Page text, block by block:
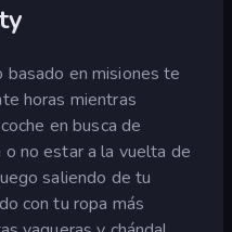
en misiones te
horas mientras
en busca de
no estar a la vuelta de
saliendo de tu
con tu ropa más